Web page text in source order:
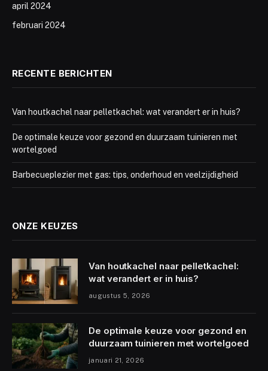
april 2024
februari 2024
RECENTE BERICHTEN
Van houtkachel naar pelletkachel: wat verandert er in huis?
De optimale keuze voor gezond en duurzaam tuinieren met
wortelgoed
Barbecueplezier met gas: tips, onderhoud en veelzijdigheid
ONZE KEUZES
Van houtkachel naar pelletkachel:
wat verandert er in huis?
augustus 5, 2026
De optimale keuze voor gezond en
duurzaam tuinieren met wortelgoed
januari 21, 2026